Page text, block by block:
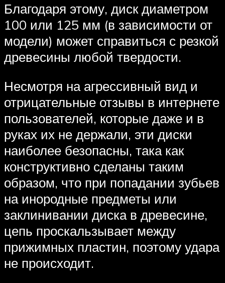
Благодаря этому, диск диаметром
100 или 125 мм (в зависимости от
модели) может справиться с резкой
древесины любой твердости.
Несмотря на агрессивный вид и
отрицательные отзывы в интернете
пользователей, которые даже и в
руках их не держали, эти диски
наиболее безопасны, така как
конструктивно сделаны таким
образом, что при попадании зубьев
на инородные предметы или
заклинивании диска в древесине,
цепь проскальзывает между
прижимных пластин, поэтому удара
не происходит.